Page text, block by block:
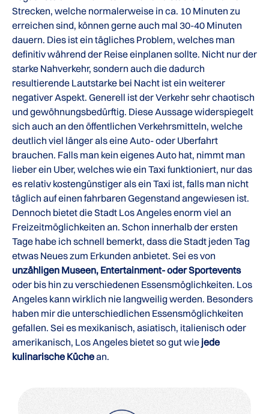
Strecken, welche normalerweise in ca. 10 Minuten zu
erreichen sind, können gerne auch mal 30-40 Minuten
dauern. Dies ist ein tägliches Problem, welches man
definitiv während der Reise einplanen sollte. Nicht nur der
starke Nahverkehr, sondern auch die dadurch
resultierende Lautstarke bei Nacht ist ein weiterer
negativer Aspekt. Generell ist der Verkehr sehr chaotisch
und gewöhnungsbedürftig. Diese Aussage widerspiegelt
sich auch an den öffentlichen Verkehrsmitteln, welche
deutlich viel länger als eine Auto- oder Uberfahrt
brauchen. Falls man kein eigenes Auto hat, nimmt man
lieber ein Uber, welches wie ein Taxi funktioniert, nur das
es relativ kostengünstiger als ein Taxi ist, falls man nicht
täglich auf einen fahrbaren Gegenstand angewiesen ist.
Dennoch bietet die Stadt Los Angeles enorm viel an
Freizeitmöglichkeiten an. Schon innerhalb der ersten
Tage habe ich schnell bemerkt, dass die Stadt jeden Tag
etwas Neues zum Erkunden anbietet. Sei es von
unzähligen Museen, Entertainment- oder Sportevents
oder bis hin zu verschiedenen Essensmöglichkeiten. Los
Angeles kann wirklich nie langweilig werden. Besonders
haben mir die unterschiedlichen Essensmöglichkeiten
gefallen. Sei es mexikanisch, asiatisch, italienisch oder
amerikanisch, Los Angeles bietet so gut wie jede
kulinarische Küchean.